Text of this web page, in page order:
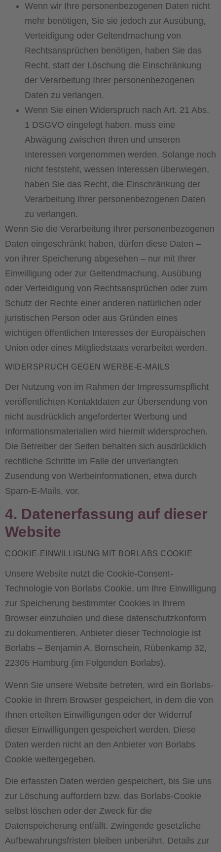
Wenn wir Ihre personenbezogenen Daten nicht
mehr benötigen, Sie sie jedoch zur Ausübung,
Verteidigung oder Geltendmachung von
Rechtsansprüchen benötigen, haben Sie das
Recht, statt der Löschung die Einschränkung
der Verarbeitung Ihrer personenbezogenen
Daten zu verlangen.
Wenn Sie einen Widerspruch nach Art. 21 Abs.
1 DSGVO eingelegt haben, muss eine
Abwägung zwischen Ihren und unseren
Interessen vorgenommen werden. Solange noch
nicht feststeht, wessen Interessen überwiegen,
haben Sie das Recht, die Einschränkung der
Verarbeitung Ihrer personenbezogenen Daten
zu verlangen.
Wenn Sie die Verarbeitung Ihrer personenbezogenen
Daten eingeschränkt haben, dürfen diese Daten –
von ihrer Speicherung abgesehen – nur mit Ihrer
Einwilligung oder zur Geltendmachung, Ausübung
oder Verteidigung von Rechtsansprüchen oder zum
Schutz der Rechte einer anderen natürlichen oder
juristischen Person oder aus Gründen eines
wichtigen öffentlichen Interesses der Europäischen
Union oder eines Mitgliedstaats verarbeitet werden.
WIDERSPRUCH GEGEN WERBE-E-MAILS
Der Nutzung von im Rahmen der Impressumspflicht
veröffentlichten Kontaktdaten zur Übersendung von
nicht ausdrücklich angeforderter Werbung und
Informationsmaterialien wird hiermit widersprochen.
Die Betreiber der Seiten behalten sich ausdrücklich
rechtliche Schritte im Falle der unverlangten
Zusendung von Werbeinformationen, etwa durch
Spam-E-Mails, vor.
4. Datenerfassung auf dieser
Website
COOKIE-EINWILLIGUNG MIT BORLABS COOKIE
Unsere Website nutzt die Cookie-Consent-
Technologie von Borlabs Cookie, um Ihre Einwilligung
zur Speicherung bestimmter Cookies in Ihrem
Browser einzuholen und diese datenschutzkonform
zu dokumentieren. Anbieter dieser Technologie ist
Borlabs – Benjamin A. Bornschein, Rübenkamp 32,
22305 Hamburg (im Folgenden Borlabs).
Wenn Sie unsere Website betreten, wird ein Borlabs-
Cookie in Ihrem Browser gespeichert, in dem die von
Ihnen erteilten Einwilligungen oder der Widerruf
dieser Einwilligungen gespeichert werden. Diese
Daten werden nicht an den Anbieter von Borlabs
Cookie weitergegeben.
Die erfassten Daten werden gespeichert, bis Sie uns
zur Löschung auffordern bzw. das Borlabs-Cookie
selbst löschen oder der Zweck für die
Datenspeicherung entfällt. Zwingende gesetzliche
Aufbewahrungsfristen bleiben unberührt. Details zur